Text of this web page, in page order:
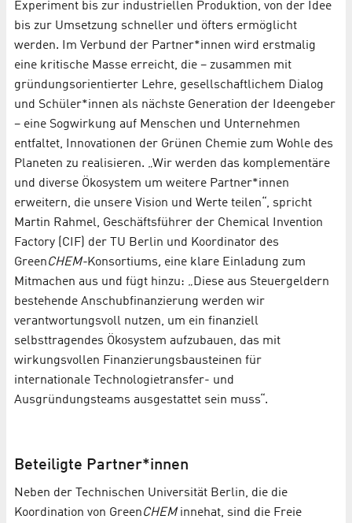
Experiment bis zur industriellen Produktion, von der Idee
bis zur Umsetzung schneller und öfters ermöglicht
werden. Im Verbund der Partner*innen wird erstmalig
eine kritische Masse erreicht, die – zusammen mit
gründungsorientierter Lehre, gesellschaftlichem Dialog
und Schüler*innen als nächste Generation der Ideengeber
– eine Sogwirkung auf Menschen und Unternehmen
entfaltet, Innovationen der Grünen Chemie zum Wohle des
Planeten zu realisieren. „Wir werden das komplementäre
und diverse Ökosystem um weitere Partner*innen
erweitern, die unsere Vision und Werte teilen“, spricht
Martin Rahmel, Geschäftsführer der Chemical Invention
Factory (CIF) der TU Berlin und Koordinator des
GreenCHEM-Konsortiums, eine klare Einladung zum
Mitmachen aus und fügt hinzu: „Diese aus Steuergeldern
bestehende Anschubfinanzierung werden wir
verantwortungsvoll nutzen, um ein finanziell
selbsttragendes Ökosystem aufzubauen, das mit
wirkungsvollen Finanzierungsbausteinen für
internationale Technologietransfer- und
Ausgründungsteams ausgestattet sein muss“.
Beteiligte Partner*innen
Neben der Technischen Universität Berlin, die die
Koordination von GreenCHEMinnehat, sind die Freie